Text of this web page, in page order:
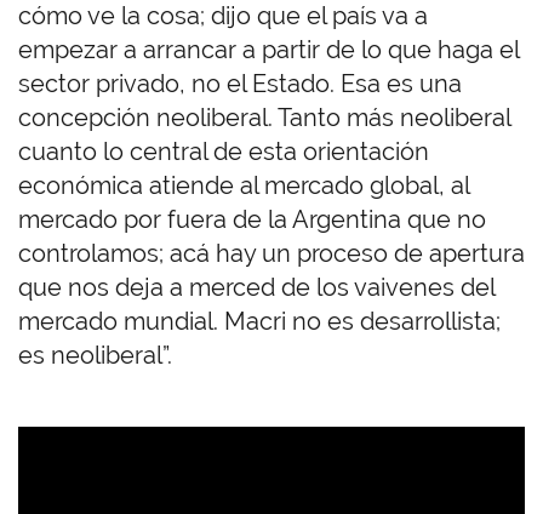
cómo ve la cosa; dijo que el país va a
empezar a arrancar a partir de lo que haga el
sector privado, no el Estado. Esa es una
concepción neoliberal. Tanto más neoliberal
cuanto lo central de esta orientación
económica atiende al mercado global, al
mercado por fuera de la Argentina que no
controlamos; acá hay un proceso de apertura
que nos deja a merced de los vaivenes del
mercado mundial. Macri no es desarrollista;
es neoliberal”.